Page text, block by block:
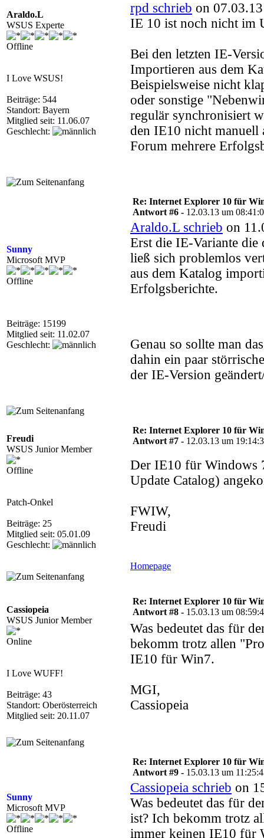
Araldo.L
WSUS Experte
Offline
I Love WSUS!
Beiträge: 544
Standort: Bayern
Mitglied seit: 11.06.07
Geschlecht:
rpd schrieb on
IE 10 ist noch nicht im
Bei den letzten IE-
Importieren aus dem
Beispielsweise nicht
oder sonstige
regulär synchronisiert
den IE10 nicht manuell
Forum mehrere
Sunny
Microsoft MVP
Offline
Beiträge: 15199
Mitglied seit: 11.02.07
Geschlecht:
Re: Internet Explorer 10 für
Antwort #6 - 12.03.13 um
Araldo.L schrieb on
Erst die IE-Variante die
ließ sich problemlos
aus dem Katalog
Erfolgsberichte.
Genau so sollte man
dahin ein paar
der IE-Version
Freudi
WSUS Junior Member
Offline
Patch-Onkel
Beiträge: 25
Mitglied seit: 05.01.09
Geschlecht:
Re: Internet Explorer 10 für
Antwort #7 - 12.03.13 um
Der IE10 für Windows
Update Catalog)
FWIW,
Freudi
Homepage
Cassiopeia
WSUS Junior Member
Online
I Love WUFF!
Beiträge: 43
Standort: Oberösterreich
Mitglied seit: 20.11.07
Re: Internet Explorer 10 für
Antwort #8 - 15.03.13 um
Was bedeutet das für
bekomm trotz allen
IE10 für Win7.
MGI,
Cassiopeia
Sunny
Microsoft MVP
Offline
Re: Internet Explorer 10 für
Antwort #9 - 15.03.13 um
Cassiopeia schrieb on
Was bedeutet das für
ist? Ich bekomm trotz
immer keinen IE10 für